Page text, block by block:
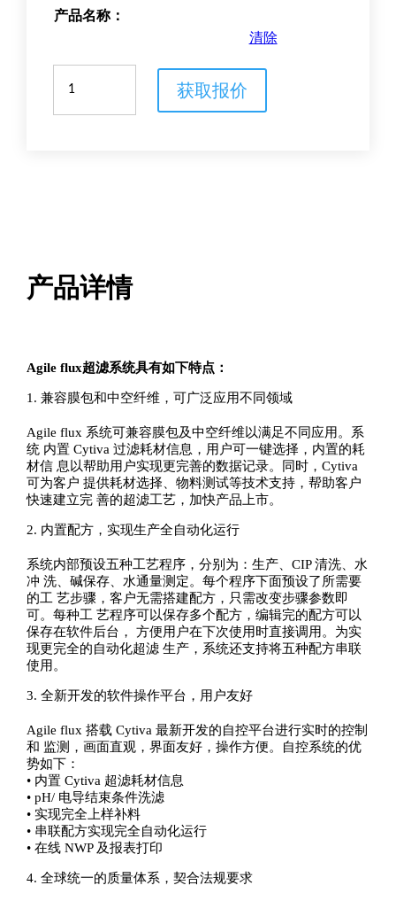
产品名称：
清除
flux
获取报价
产品详情
Agile flux超滤系统具有如下特点：
1. 兼容膜包和中空纤维，可广泛应用不同领域
Agile flux 系统可兼容膜包及中空纤维以满足不同应用。系
统 内置 Cytiva 过滤耗材信息，用户可一键选择，内置的耗
材信 息以帮助用户实现更完善的数据记录。同时，Cytiva
可为客户 提供耗材选择、物料测试等技术支持，帮助客户
快速建立完 善的超滤工艺，加快产品上市。
2. 内置配方，实现生产全自动化运行
系统内部预设五种工艺程序，分别为：生产、CIP 清洗、水
冲 洗、碱保存、水通量测定。每个程序下面预设了所需要
的工 艺步骤，客户无需搭建配方，只需改变步骤参数即
可。每种工 艺程序可以保存多个配方，编辑完的配方可以
保存在软件后台， 方便用户在下次使用时直接调用。为实
现更完全的自动化超滤 生产，系统还支持将五种配方串联
使用。
3. 全新开发的软件操作平台，用户友好
Agile flux 搭载 Cytiva 最新开发的自控平台进行实时的控制
和 监测，画面直观，界面友好，操作方便。自控系统的优
势如下：
• 内置 Cytiva 超滤耗材信息
• pH/ 电导结束条件洗滤
• 实现完全上样补料
• 串联配方实现完全自动化运行
• 在线 NWP 及报表打印
4. 全球统一的质量体系，契合法规要求